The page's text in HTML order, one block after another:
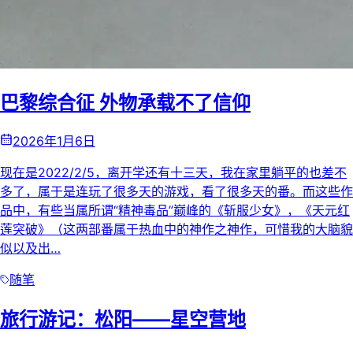
巴黎综合征 外物承载不了信仰
2026年1月6日
现在是2022/2/5，离开学还有十三天，我在家里躺平的也差不
多了，属于是连玩了很多天的游戏，看了很多天的番。而这些作
品中，有些当属所谓“精神毒品”巅峰的《斩服少女》，《天元红
莲突破》（这两部番属于热血中的神作之神作，可惜我的大脑貌
似以及出…
随笔
旅行游记：松阳——星空营地